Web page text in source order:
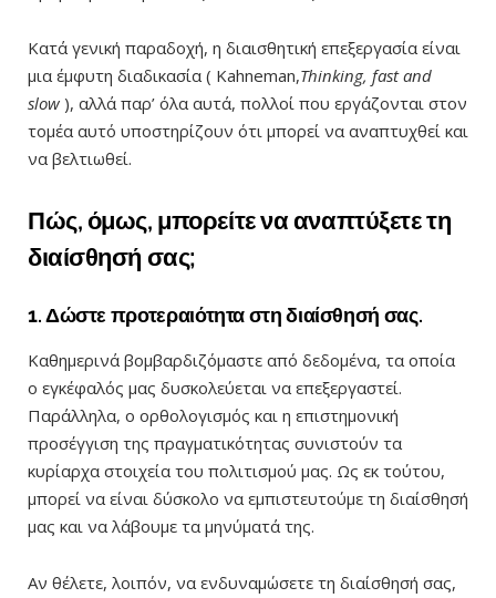
Κατά γενική παραδοχή, η διαισθητική επεξεργασία είναι
μια έμφυτη διαδικασία ( Kahneman,Thinking, fast and
slow ), αλλά παρ’ όλα αυτά, πολλοί που εργάζονται στον
τομέα αυτό υποστηρίζουν ότι μπορεί να αναπτυχθεί και
να βελτιωθεί.
Πώς, όμως, μπορείτε να αναπτύξετε τη
διαίσθησή σας;
1. Δώστε προτεραιότητα στη διαίσθησή σας.
Καθημερινά βομβαρδιζόμαστε από δεδομένα, τα οποία
ο εγκέφαλός μας δυσκολεύεται να επεξεργαστεί.
Παράλληλα, ο ορθολογισμός και η επιστημονική
προσέγγιση της πραγματικότητας συνιστούν τα
κυρίαρχα στοιχεία του πολιτισμού μας. Ως εκ τούτου,
μπορεί να είναι δύσκολο να εμπιστευτούμε τη διαίσθησή
μας και να λάβουμε τα μηνύματά της.
Αν θέλετε, λοιπόν, να ενδυναμώσετε τη διαίσθησή σας,